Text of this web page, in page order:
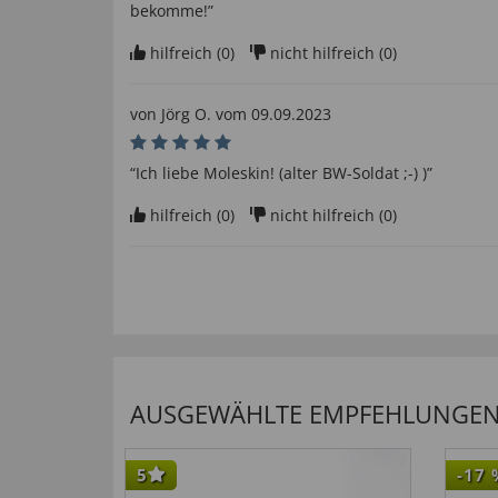
bekomme!”
hilfreich (0) nicht hilfreich (0)
von Jörg O. vom 09.09.2023
“Ich liebe Moleskin! (alter BW-Soldat ;-) )”
hilfreich (0) nicht hilfreich (0)
hilfreich ( 0 nicht hilfreich (0
vonEberhard J
AUSGEWÄHLTE
5 -17